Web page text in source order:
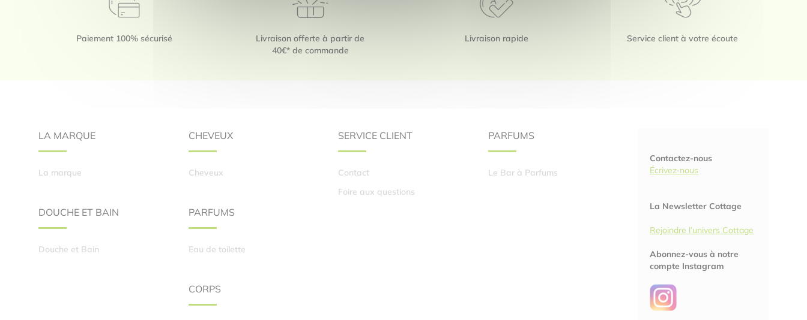
Paiement 100% sécurisé
Livraison offerte à partir de
40€* de commande
Livraison rapide Service client à votre écoute
LA MARQUE
La marque
DOUCHE ET BAIN
Douche et Bain
CHEVEUX
Cheveux
PARFUMS
Eau de toilette
CORPS
SERVICE CLIENT
Contact
Foire aux questions
PARFUMS
Le Bar à Parfums
Contactez-nous
Écrivez-nous
La Newsletter Cottage
Rejoindre l’univers Cottage
Abonnez-vous à notre
compte Instagram